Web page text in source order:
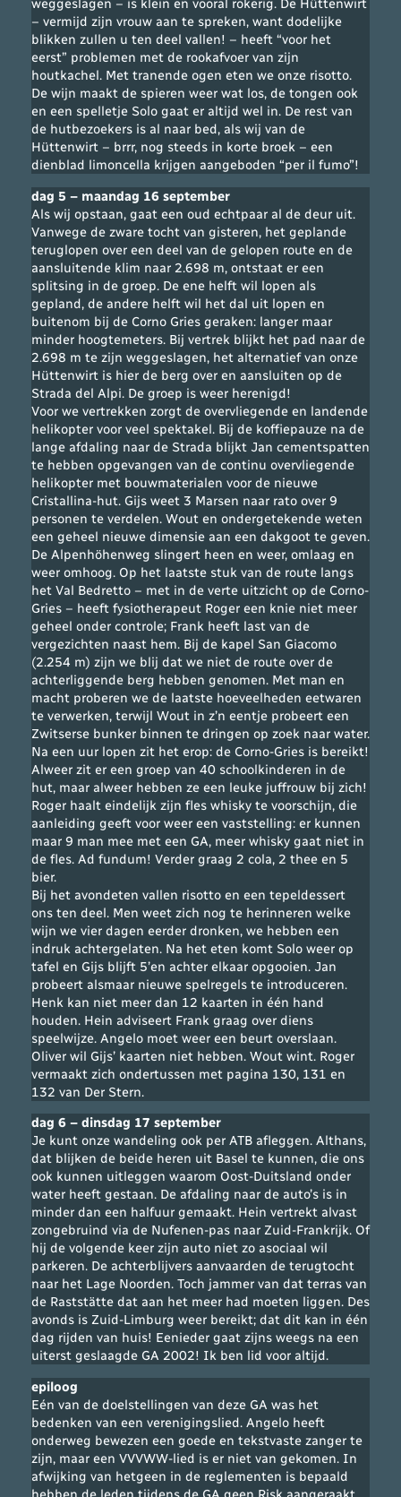
weggeslagen – is klein en vooral rokerig. De Hüttenwirt
– vermijd zijn vrouw aan te spreken, want dodelijke
blikken zullen u ten deel vallen! – heeft “voor het
eerst” problemen met de rookafvoer van zijn
houtkachel. Met tranende ogen eten we onze risotto.
De wijn maakt de spieren weer wat los, de tongen ook
en een spelletje Solo gaat er altijd wel in. De rest van
de hutbezoekers is al naar bed, als wij van de
Hüttenwirt – brrr, nog steeds in korte broek – een
dienblad limoncella krijgen aangeboden “per il fumo”!
dag 5 – maandag 16 september
Als wij opstaan, gaat een oud echtpaar al de deur uit.
Vanwege de zware tocht van gisteren, het geplande
teruglopen over een deel van de gelopen route en de
aansluitende klim naar 2.698 m, ontstaat er een
splitsing in de groep. De ene helft wil lopen als
gepland, de andere helft wil het dal uit lopen en
buitenom bij de Corno Gries geraken: langer maar
minder hoogtemeters. Bij vertrek blijkt het pad naar de
2.698 m te zijn weggeslagen, het alternatief van onze
Hüttenwirt is hier de berg over en aansluiten op de
Strada del Alpi. De groep is weer herenigd!
Voor we vertrekken zorgt de overvliegende en landende
helikopter voor veel spektakel. Bij de koffiepauze na de
lange afdaling naar de Strada blijkt Jan cementspatten
te hebben opgevangen van de continu overvliegende
helikopter met bouwmaterialen voor de nieuwe
Cristallina-hut. Gijs weet 3 Marsen naar rato over 9
personen te verdelen. Wout en ondergetekende weten
een geheel nieuwe dimensie aan een dakgoot te geven.
De Alpenhöhenweg slingert heen en weer, omlaag en
weer omhoog. Op het laatste stuk van de route langs
het Val Bedretto – met in de verte uitzicht op de Corno-
Gries – heeft fysiotherapeut Roger een knie niet meer
geheel onder controle; Frank heeft last van de
vergezichten naast hem. Bij de kapel San Giacomo
(2.254 m) zijn we blij dat we niet de route over de
achterliggende berg hebben genomen. Met man en
macht proberen we de laatste hoeveelheden eetwaren
te verwerken, terwijl Wout in z’n eentje probeert een
Zwitserse bunker binnen te dringen op zoek naar water.
Na een uur lopen zit het erop: de Corno-Gries is bereikt!
Alweer zit er een groep van 40 schoolkinderen in de
hut, maar alweer hebben ze een leuke juffrouw bij zich!
Roger haalt eindelijk zijn fles whisky te voorschijn, die
aanleiding geeft voor weer een vaststelling: er kunnen
maar 9 man mee met een GA, meer whisky gaat niet in
de fles. Ad fundum! Verder graag 2 cola, 2 thee en 5
bier.
Bij het avondeten vallen risotto en een tepeldessert
ons ten deel. Men weet zich nog te herinneren welke
wijn we vier dagen eerder dronken, we hebben een
indruk achtergelaten. Na het eten komt Solo weer op
tafel en Gijs blijft 5’en achter elkaar opgooien. Jan
probeert alsmaar nieuwe spelregels te introduceren.
Henk kan niet meer dan 12 kaarten in één hand
houden. Hein adviseert Frank graag over diens
speelwijze. Angelo moet weer een beurt overslaan.
Oliver wil Gijs’ kaarten niet hebben. Wout wint. Roger
vermaakt zich ondertussen met pagina 130, 131 en
132 van Der Stern.
dag 6 – dinsdag 17 september
Je kunt onze wandeling ook per ATB afleggen. Althans,
dat blijken de beide heren uit Basel te kunnen, die ons
ook kunnen uitleggen waarom Oost-Duitsland onder
water heeft gestaan. De afdaling naar de auto’s is in
minder dan een halfuur gemaakt. Hein vertrekt alvast
zongebruind via de Nufenen-pas naar Zuid-Frankrijk. Of
hij de volgende keer zijn auto niet zo asociaal wil
parkeren. De achterblijvers aanvaarden de terugtocht
naar het Lage Noorden. Toch jammer van dat terras van
de Raststätte dat aan het meer had moeten liggen. Des
avonds is Zuid-Limburg weer bereikt; dat dit kan in één
dag rijden van huis! Eenieder gaat zijns weegs na een
uiterst geslaagde GA 2002! Ik ben lid voor altijd.
epiloog
Eén van de doelstellingen van deze GA was het
bedenken van een verenigingslied. Angelo heeft
onderweg bewezen een goede en tekstvaste zanger te
zijn, maar een VVVWW-lied is er niet van gekomen. In
afwijking van hetgeen in de reglementen is bepaald